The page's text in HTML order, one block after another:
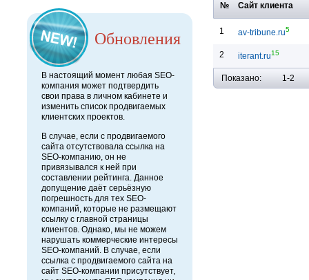
Обновления
В настоящий момент любая SEO-
компания может подтвердить
свои права в личном кабинете и
изменить список продвигаемых
клиентских проектов.
В случае, если с продвигаемого
сайта отсутствовала ссылка на
SEO-компанию, он не
привязывался к ней при
составлении рейтинга. Данное
допущение даёт серьёзную
погрешность для тех SEO-
компаний, которые не размещают
ссылку с главной страницы
клиентов. Однако, мы не можем
нарушать коммерческие интересы
SEO-компаний. В случае, если
ссылка с продвигаемого сайта на
сайт SEO-компании присутствует,
№ Сайт клиента
1 av-tribune.ru5
2 iterant.ru15
Показано: 1-2